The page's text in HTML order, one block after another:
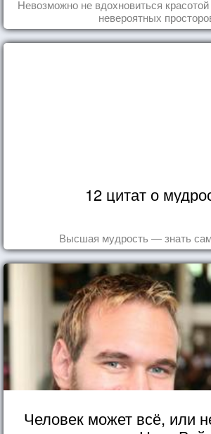
Невозможно не вдохновиться
невероятных
12 цитат о
Высшая мудрость — знать
Человек может всё, или